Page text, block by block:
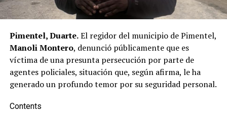
Pimentel, Duarte.El regidor del municipio de Pimentel,
Manoli Montero, denunció públicamente que es
víctima de una presunta persecución por parte de
agentes policiales, situación que, según afirma, le ha
generado un profundo temor por su seguridad personal.
Contents